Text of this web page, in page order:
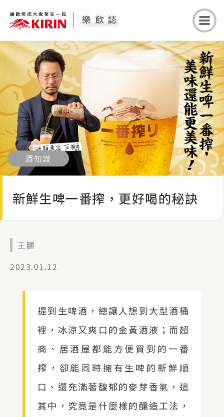
酒知識
新鮮生啤一番搾，更好喝的秘訣
王鵬
2023.01.12
提到生啤酒，總讓人想到大型酒桶
裡，冰涼又爽口的金黃酒液；而超
商、居酒屋都能方便買到的一番
搾，卻能同時擁有生啤的新鮮順
口、還充滿著馥郁的麥芽香氣，這
其中，究竟是什麼樣的釀造工法，